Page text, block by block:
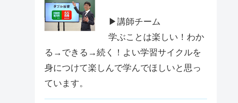
▶講師チーム
学ぶことは楽しい！わか
る→できる→続く！よい学習サイクルを
身につけて楽しんで学んでほしいと思っ
ています。